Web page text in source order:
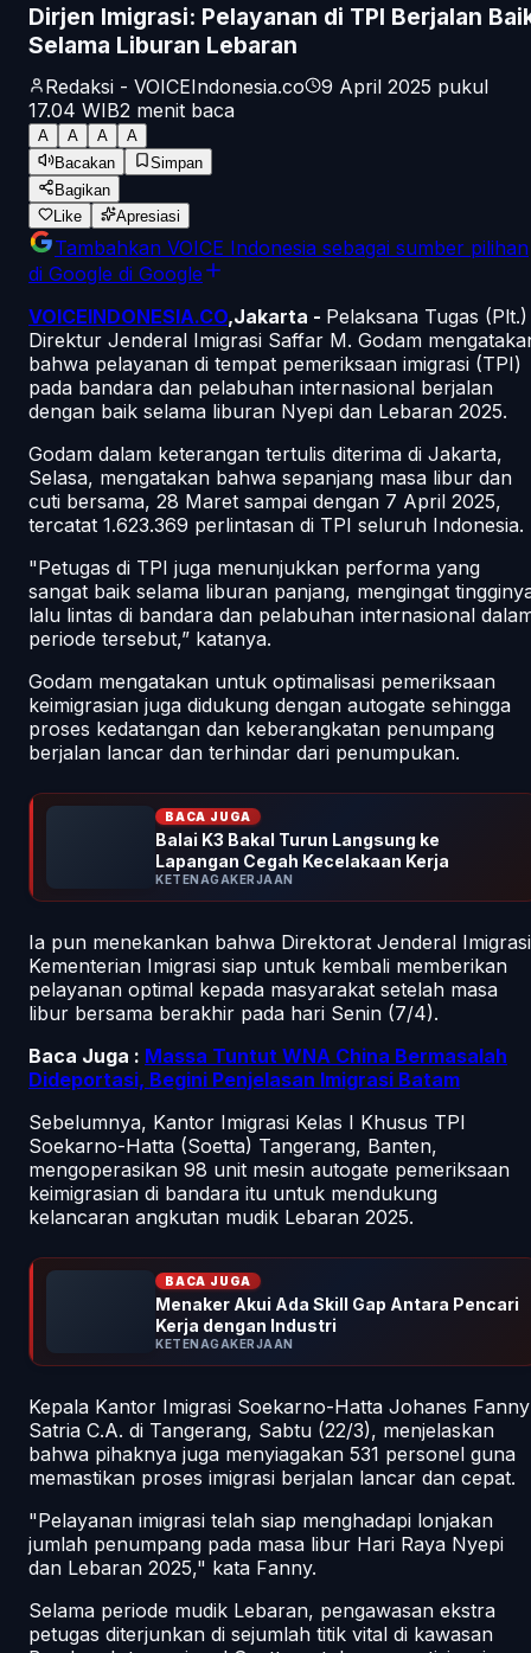
Dirjen Imigrasi: Pelayanan di TPI Berjalan
Selama Liburan Lebaran
Redaksi - VOICEIndonesia.co
9 April 2025 pukul
17.04 WIB2 menit baca
A A A
A
Bacakan
Simpan
Bagikan
Like
Apresiasi
Tambahkan VOICE Indonesia sebagai sumber pilihan
di Google di Google
VOICEINDONESIA.CO,Jakarta - Pelaksana Tugas (Plt.)
Direktur Jenderal Imigrasi Saffar M. Godam
bahwa pelayanan di tempat pemeriksaan imigrasi (TPI)
pada bandara dan pelabuhan internasional berjalan
dengan baik selama liburan Nyepi dan Lebaran 2025.
Godam dalam keterangan tertulis diterima di Jakarta,
Selasa, mengatakan bahwa sepanjang masa libur dan
cuti bersama, 28 Maret sampai dengan 7 April 2025,
tercatat 1.623.369 perlintasan di TPI seluruh Indonesia.
"Petugas di TPI juga menunjukkan performa yang
sangat baik selama liburan panjang, mengingat
lalu lintas di bandara dan pelabuhan internasional
periode tersebut,” katanya.
Godam mengatakan untuk optimalisasi pemeriksaan
keimigrasian juga didukung dengan autogate sehingga
proses kedatangan dan keberangkatan penumpang
berjalan lancar dan terhindar dari penumpukan.
BACA JUGA
Balai K3 Bakal Turun Langsung ke
Lapangan Cegah Kecelakaan Kerja
KETENAGAKERJAAN
Ia pun menekankan bahwa Direktorat Jenderal Imigrasi
Kementerian Imigrasi siap untuk kembali memberikan
pelayanan optimal kepada masyarakat setelah masa
libur bersama berakhir pada hari Senin (7/4).
Baca Juga : Massa Tuntut WNA China Bermasalah
Dideportasi, Begini Penjelasan Imigrasi Batam
Sebelumnya, Kantor Imigrasi Kelas I Khusus TPI
Soekarno-Hatta (Soetta) Tangerang, Banten,
mengoperasikan 98 unit mesin autogate pemeriksaan
keimigrasian di bandara itu untuk mendukung
kelancaran angkutan mudik Lebaran 2025.
BACA JUGA
Menaker Akui Ada Skill Gap Antara Pencari
Kerja dengan Industri
KETENAGAKERJAAN
Kepala Kantor Imigrasi Soekarno-Hatta Johanes Fanny
Satria C.A. di Tangerang, Sabtu (22/3), menjelaskan
bahwa pihaknya juga menyiagakan 531 personel guna
memastikan proses imigrasi berjalan lancar dan cepat.
"Pelayanan imigrasi telah siap menghadapi lonjakan
jumlah penumpang pada masa libur Hari Raya Nyepi
dan Lebaran 2025," kata Fanny.
Selama periode mudik Lebaran, pengawasan ekstra
petugas diterjunkan di sejumlah titik vital di kawasan